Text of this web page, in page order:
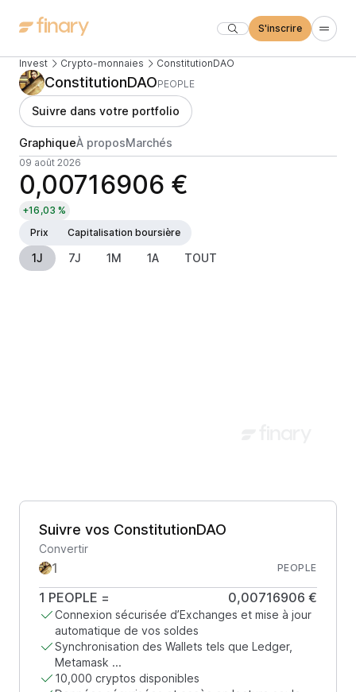
S'inscrire
Invest Crypto-monnaies ConstitutionDAO
ConstitutionDAOPEOPLE
Suivre dans votre portfolio
GraphiqueÀ proposMarchés
09 août 2026
0,00716906 €
+16,03 %
Prix
Capitalisation boursière
1J 7J 1M 1A TOUT
Suivre vos ConstitutionDAO
Convertir
PEOPLE
1 PEOPLE = 0,00716906 €
Connexion sécurisée d’Exchanges et mise à jour
automatique de vos soldes
Synchronisation des Wallets tels que Ledger,
Metamask ...
10,000 cryptos disponibles